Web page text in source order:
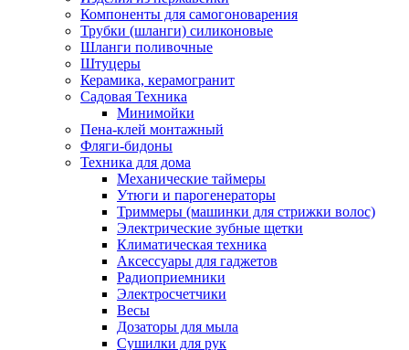
Компоненты для самогоноварения
Трубки (шланги) силиконовые
Шланги поливочные
Штуцеры
Керамика, керамогранит
Садовая Техника
Минимойки
Пена-клей монтажный
Фляги-бидоны
Техника для дома
Механические таймеры
Утюги и парогенераторы
Триммеры (машинки для стрижки волос)
Электрические зубные щетки
Климатическая техника
Аксессуары для гаджетов
Радиоприемники
Электросчетчики
Весы
Дозаторы для мыла
Сушилки для рук